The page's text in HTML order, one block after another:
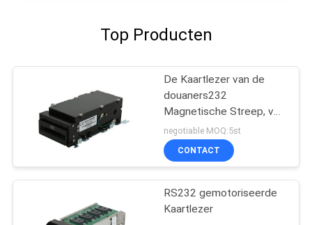
Top Producten
De Kaartlezer van de
douaners232
Magnetische Streep, van
de de Kaartlezer van de
Betalingskiosk de
Schrijver ISO7811
negotiable MOQ:5st
CONTACT
RS232 gemotoriseerde
Kaartlezer